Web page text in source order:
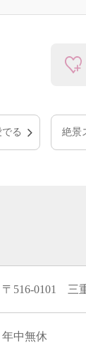
る 絶景
〒516-0101 三
年中無休